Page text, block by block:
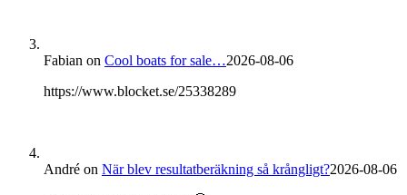
Fabian on Cool boats for sale…2026-08-06
https://www.blocket.se/25338289
André on När blev resultatberäkning så krångligt?2026-08-06